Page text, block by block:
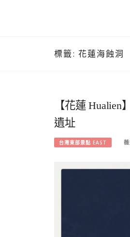
標籤: 花蓮海蝕洞
【花蓮
遺址
台灣東部景點 EAST